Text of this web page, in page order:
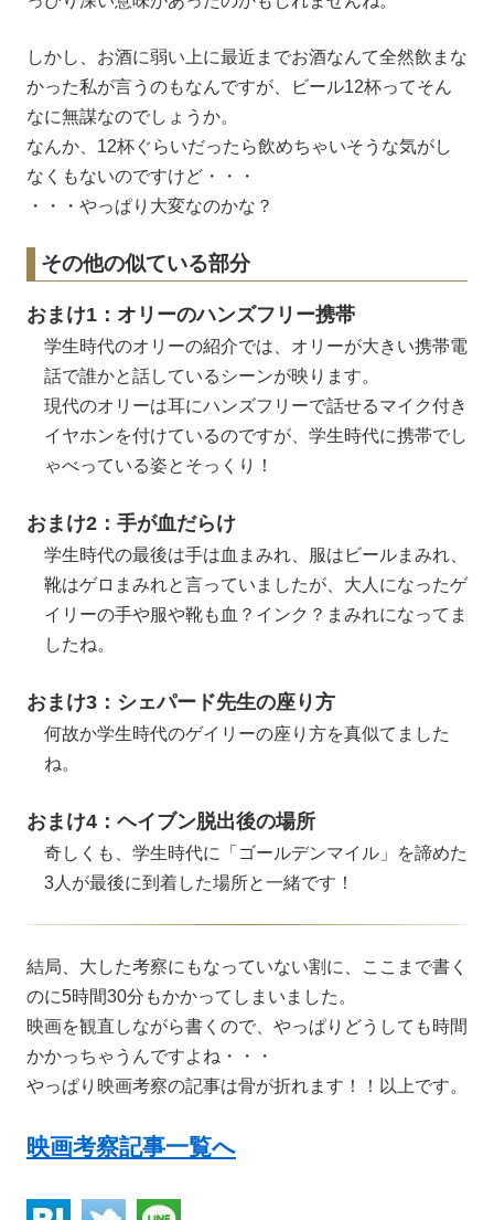
しかし、お酒に弱い上に最近までお酒なんて全然飲まな
かった私が言うのもなんですが、ビール12杯ってそん
なに無謀なのでしょうか。
なんか、12杯ぐらいだったら飲めちゃいそうな気がし
なくもないのですけど・・・
・・・やっぱり大変なのかな？
その他の似ている部分
おまけ1：オリーのハンズフリー携帯
学生時代のオリーの紹介では、オリーが大きい携帯電
話で誰かと話しているシーンが映ります。
現代のオリーは耳にハンズフリーで話せるマイク付き
イヤホンを付けているのですが、学生時代に携帯でし
ゃべっている姿とそっくり！
おまけ2：手が血だらけ
学生時代の最後は手は血まみれ、服はビールまみれ、
靴はゲロまみれと言っていましたが、大人になったゲ
イリーの手や服や靴も血？インク？まみれになってま
したね。
おまけ3：シェパード先生の座り方
何故か学生時代のゲイリーの座り方を真似てました
ね。
おまけ4：ヘイブン脱出後の場所
奇しくも、学生時代に「ゴールデンマイル」を諦めた
3人が最後に到着した場所と一緒です！
結局、大した考察にもなっていない割に、ここまで書く
のに5時間30分もかかってしまいました。
映画を観直しながら書くので、やっぱりどうしても時間
かかっちゃうんですよね・・・
やっぱり映画考察の記事は骨が折れます！！以上です。
映画考察記事一覧へ